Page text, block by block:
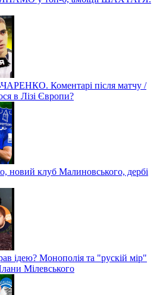
Коментарі після матчу /
в Лізі Європи?
новий клуб Малиновського, дербі
ідею? Монополія та "рускій мір"
Мілевського